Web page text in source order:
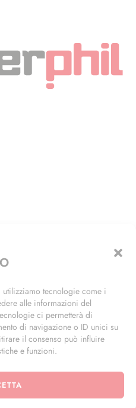
tecnologie come i
alle informazioni del
ci permetterà di
di navigazione o ID unici su
il consenso può influire
e funzioni.
Sul Naviglio (MI)